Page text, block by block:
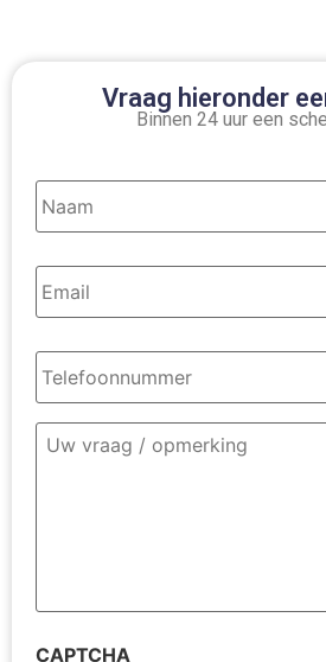
Vraag hieronder
Binnen 24 uur een
Naam *
Email *
Telefoonnummer *
Omschrijving
contact *
CAPTCHA